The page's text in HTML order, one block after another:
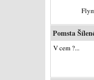
Pomsta
V cem ?...